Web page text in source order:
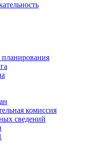
планирования
комиссия
сведений